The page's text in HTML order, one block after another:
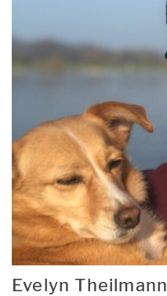
Evelyn Theilmann